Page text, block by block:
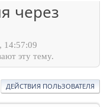
через
14:57:09
эту тему.
ДЕЙСТВИЯ ПОЛЬЗОВАТЕЛЯ